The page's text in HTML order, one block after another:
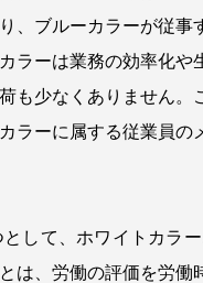
、ブルーカラーが従事
ラーは業務の効率化
も少なくありません。
ラーに属する従業員の
して、ホワイトカラ
は、労働の評価を労働